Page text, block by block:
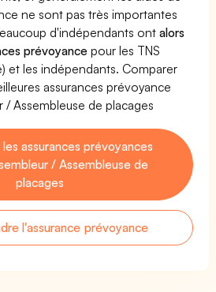
ne sont pas très importantes
d'indépendants ontalors
prévoyance pour les TNS
et les indépendants. Comparer
assurances prévoyance
/ Assembleuse de placages
assurances prévoyances
/ Assembleuse de
placages
l'assurance prévoyance